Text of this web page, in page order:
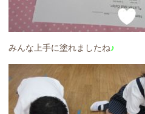
みんな上手に塗れましたね♪